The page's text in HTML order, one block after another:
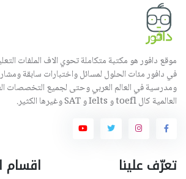
موقع دافور هو مكتبة متكاملة تحوي الاف الملفات
في دافور مئات الحلول لمسائل واختبارات سابقة
ومدرسية في العالم العربي وحتى لجميع التخصصات
العالمية كال toefl و Ielts و SAT وغيرها الكثير.
تعرّف علينا اقسام